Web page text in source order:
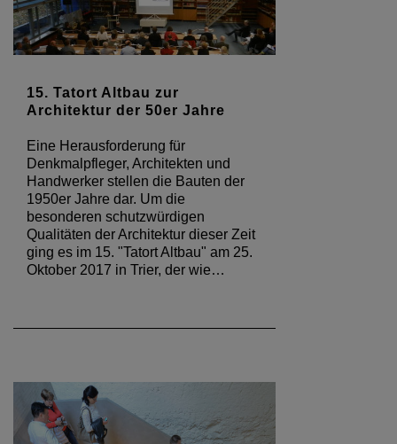
15. Tatort Altbau zur
Architektur der 50er Jahre
Eine Herausforderung für
Denkmalpfleger, Architekten und
Handwerker stellen die Bauten der
1950er Jahre dar. Um die
besonderen schutzwürdigen
Qualitäten der Architektur dieser Zeit
ging es im 15. "Tatort Altbau" am 25.
Oktober 2017 in Trier, der wie…